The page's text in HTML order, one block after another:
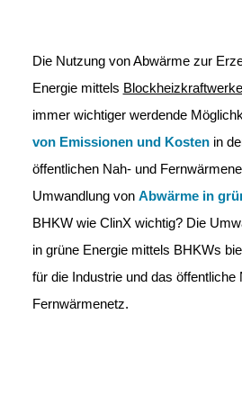
Die Nutzung von Abwärme zur
Energie mittels
immer wichtiger werdende
von Emissionen und Kostenin
öffentlichen Nah- und
Umwandlung von Abwärme in
BHKW wie ClinX wichtig? Die
in grüne Energie mittels BHKWs
für die Industrie und das öffentliche
Fernwärmenetz.